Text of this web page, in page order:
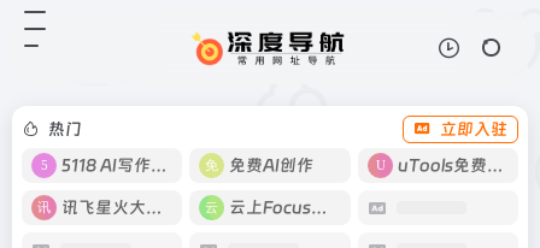
热门
立即入驻
5118 AI写作工具
免费AI创作 uTools免费工具箱
讯飞星火大模型 云上Focus接码